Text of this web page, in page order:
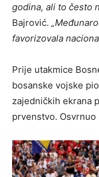
godina, ali to često
Bajrović.
favorizovala
Prije utakmice
bosanske vojske
zajedničkih ekrana
prvenstvo.